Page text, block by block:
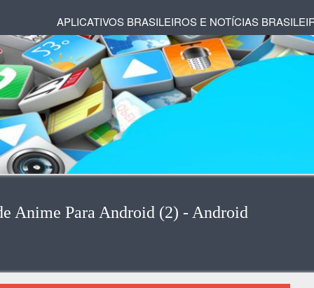
APLICATIVOS BRASILEIROS E NOTÍCIAS
Anime Para Android (2) - Android